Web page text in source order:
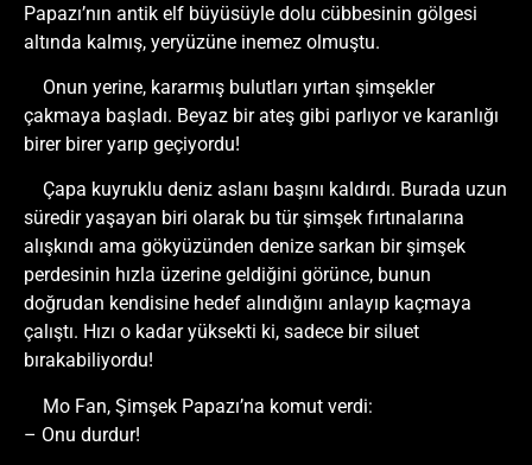
Papazı’nın antik elf büyüsüyle dolu cübbesinin gölgesi
altında kalmış, yeryüzüne inemez olmuştu.
Onun yerine, kararmış bulutları yırtan şimşekler
çakmaya başladı. Beyaz bir ateş gibi parlıyor ve karanlığı
birer birer yarıp geçiyordu!
Çapa kuyruklu deniz aslanı başını kaldırdı. Burada uzun
süredir yaşayan biri olarak bu tür şimşek fırtınalarına
alışkındı ama gökyüzünden denize sarkan bir şimşek
perdesinin hızla üzerine geldiğini görünce, bunun
doğrudan kendisine hedef alındığını anlayıp kaçmaya
çalıştı. Hızı o kadar yüksekti ki, sadece bir siluet
bırakabiliyordu!
Mo Fan, Şimşek Papazı’na komut verdi:
– Onu durdur!